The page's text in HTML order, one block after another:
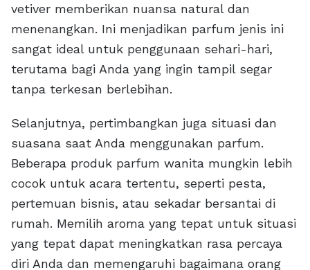
vetiver memberikan nuansa natural dan
menenangkan. Ini menjadikan parfum jenis ini
sangat ideal untuk penggunaan sehari-hari,
terutama bagi Anda yang ingin tampil segar
tanpa terkesan berlebihan.
Selanjutnya, pertimbangkan juga situasi dan
suasana saat Anda menggunakan parfum.
Beberapa produk parfum wanita mungkin lebih
cocok untuk acara tertentu, seperti pesta,
pertemuan bisnis, atau sekadar bersantai di
rumah. Memilih aroma yang tepat untuk situasi
yang tepat dapat meningkatkan rasa percaya
diri Anda dan memengaruhi bagaimana orang